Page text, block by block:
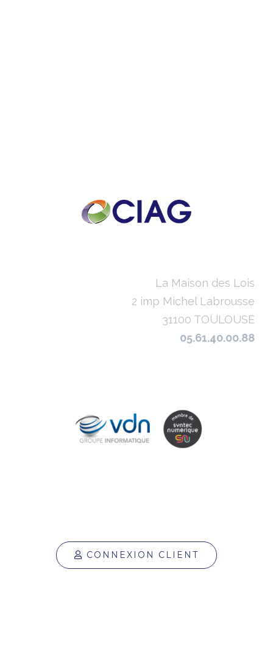
La Maison des Lois
2 imp Michel Labrousse
31100 TOULOUSE
05.61.40.00.88
CONNEXION CLIENT